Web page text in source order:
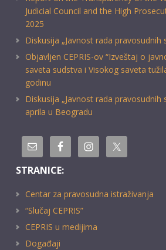
Judicial Council and the High
2025
Diskusija „Javnost rada pravosudnih
Objavljen CEPRIS-ov “Izveštaj o
saveta sudstva i Visokog saveta
godinu
Diskusija „Javnost rada pravosudnih
aprila u Beogradu
STRANICE:
Centar za pravosudna istraživanja
“Slučaj CEPRIS”
CEPRIS u medijima
Događaji